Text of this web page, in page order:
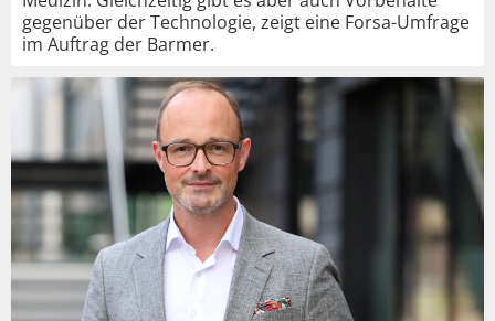
gegenüber der Technologie, zeigt eine Forsa-Umfrage
im Auftrag der Barmer.